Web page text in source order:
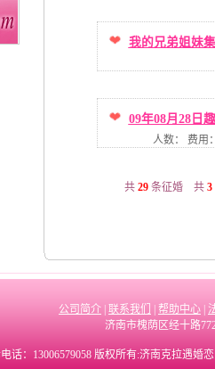
我的兄弟姐妹
09年08月28日
人数： 费用
共 29 条征婚 共 3
公司简介 联系我们 帮助中心
济南市槐荫区经十路
话：13006579058 版权所有:济南克拉遇婚